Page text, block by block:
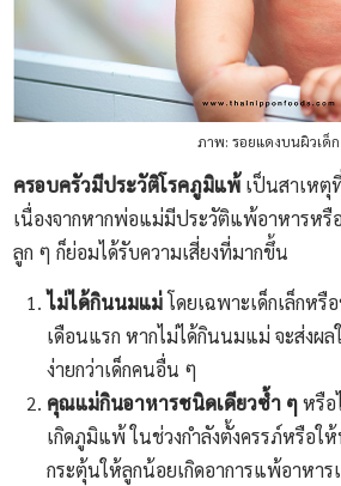
ภาพ: รอยแดงบนผิวเด็ก
ครอบครัวมีประวัติโรคภูมิแพ้เป็นสาเหตุ
เนื่องจากหากพ่อแม่มีประวัติแพ้อาหารห
ลูก ๆ ก็ย่อมได้รับความเสี่ยงที่มากขึ้น
ไม่ได้กินนมแม่โดยเฉพาะเด็กเล็กหรื
เดือนแรก หากไม่ได้กินนมแม่ จะส่งผ
ง่ายกว่าเด็กคนอื่น ๆ
คุณแม่กินอาหารชนิดเดียวซ้ำ ๆหรือ
เกิดภูมิแพ้ ในช่วงกำลังตั้งครรภ์หรือใ
กระตุ้นให้ลูกน้อยเกิดอาการแพ้อาหา